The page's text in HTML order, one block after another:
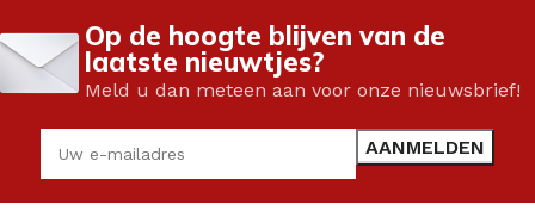
Op de hoogte blijven van de
laatste nieuwtjes?
Meld u dan meteen aan voor onze nieuwsbrief!